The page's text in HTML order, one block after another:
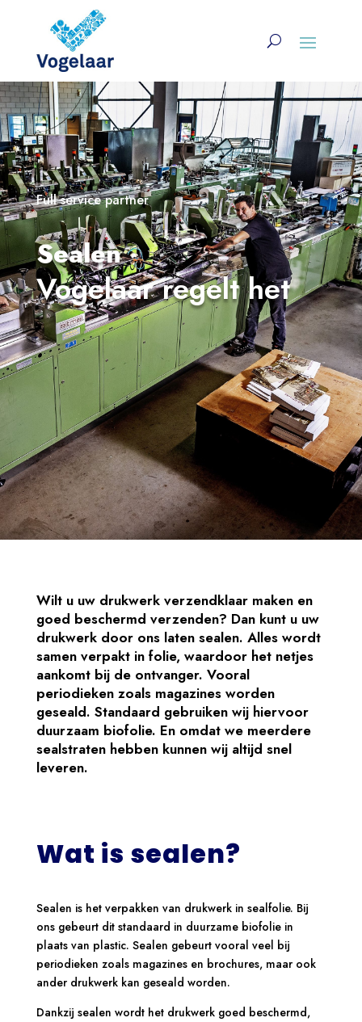
Full service partner
Sealen
Vogelaar regelt het
Wilt u uw drukwerk verzendklaar maken en
goed beschermd verzenden? Dan kunt u uw
drukwerk door ons laten sealen. Alles wordt
samen verpakt in folie, waardoor het netjes
aankomt bij de ontvanger. Vooral
periodieken zoals magazines worden
geseald. Standaard gebruiken wij hiervoor
duurzaam biofolie. En omdat we meerdere
sealstraten hebben kunnen wij altijd snel
leveren.
Wat is sealen?
Sealen is het verpakken van drukwerk in sealfolie. Bij
ons gebeurt dit standaard in duurzame biofolie in
plaats van plastic. Sealen gebeurt vooral veel bij
periodieken zoals magazines en brochures, maar ook
ander drukwerk kan geseald worden.
Dankzij sealen wordt het drukwerk goed beschermd,